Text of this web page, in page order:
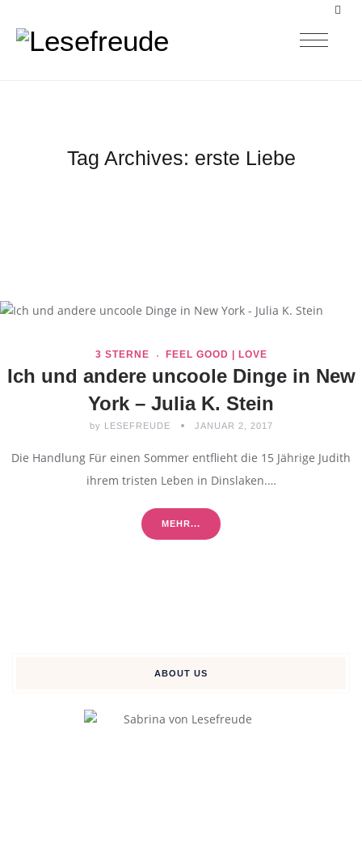
Tag Archives: erste Liebe
3 STERNE FEEL GOOD | LOVE
Ich und andere uncoole Dinge in New
York – Julia K. Stein
by LESEFREUDE JANUAR 2, 2017
Die Handlung Für einen Sommer entflieht die 15 Jährige Judith
ihrem tristen Leben in Dinslaken.…
MEHR...
ABOUT US